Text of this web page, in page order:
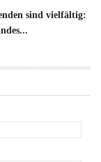
sind vielfältig: